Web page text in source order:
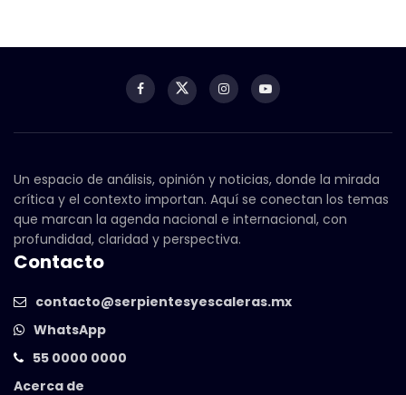
Un espacio de análisis, opinión y noticias, donde la mirada
crítica y el contexto importan. Aquí se conectan los temas
que marcan la agenda nacional e internacional, con
profundidad, claridad y perspectiva.
Contacto
contacto@serpientesyescaleras.mx
WhatsApp
55 0000 0000
Acerca de